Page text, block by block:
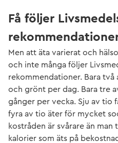
Få följer
Men att äta varierat och
och inte många följer
rekommendationer. Bara
och grönt per dag. Bara tre
gånger per vecka. Sju av tio
fyra av tio äter för mycket
kostråden är svårare än
kalorier som äts på